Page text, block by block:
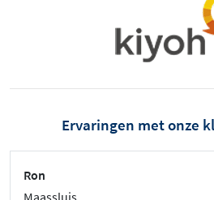
Ervaringen met onze
Ron